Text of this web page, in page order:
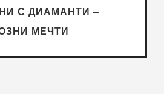
С ДИАМАНТИ –
МЕЧТИ